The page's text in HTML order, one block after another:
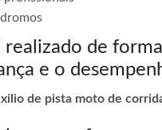
de
e o
de pista moto de